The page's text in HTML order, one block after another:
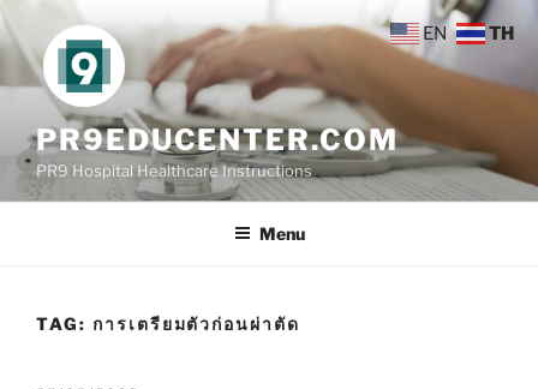
to
content
PR9EDUCENTER.COM
PR9 Hospital Healthcare Instructions
Menu
TAG: การเตรียมตัวก่อนผ่าตัด
EN TH